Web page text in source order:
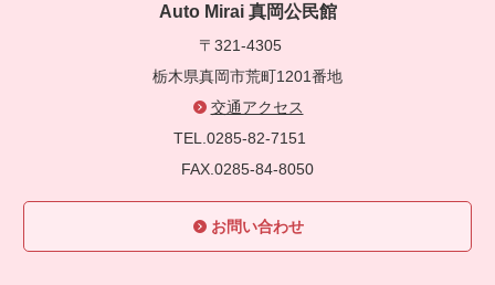
Auto Mirai 真岡公民館
〒321-4305
栃木県真岡市荒町1201番地
交通アクセス
TEL.0285-82-7151
FAX.0285-84-8050
お問い合わせ